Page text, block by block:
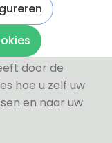
instructie en
door de
hoe u zelf uw
en naar uw